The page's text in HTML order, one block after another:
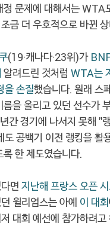
정 문제에 대해서는 WTA
금 더 우호적으로 바뀐
(19·캐나다·23위)가
알려드린 것처럼 WTA는
을 손질했습니다. 원래 스
을 올리고 있던 선수가
간 경기에 나서지 못해 "
도 공백기 이전 랭킹을 활
한 제도였습니다.
면 지난해 프랑스 오픈
윌리엄스는 아예 이 대회
대회 예선에 참가하려고